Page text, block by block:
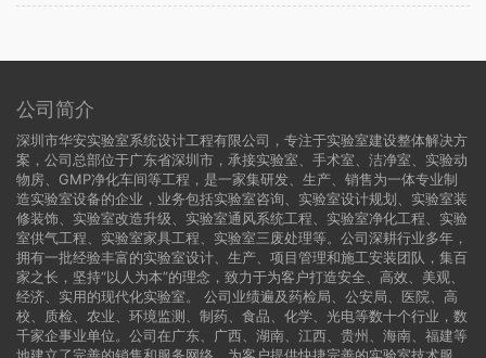
2021级亚辉龙智能…
公司简介
深圳市华安实验室系统设计工程有限公司，专注于实验室建设整体解决方
案，公司总部位于广东省深圳市，承接实验室、手术室、洁净室、实验动
物房、GMP净化车间等工程，是一家集研发、生产、销售为一体专业制
造实验室设备的企业，业务包括实验室咨询、实验室设计规划、实验室装
修装饰、实验室改造升级、实验室通风系统工程、实验室净化工程、实验
室供气工程、实验室家具工程、实验室三废处理等。公司深耕行业多年，
拥有一批经验丰富的实验室设计、生产、项目管理和施工安装团队，集百
家之长，坚持“以人为本”的理念，致力于为客户打造安全、高效、美观、
经济、实用的现代化实验室。 公司业绩遍及药检局、公安局、医院、高
校、质检、农业、环境监测、制药、食品、化学、光电等数十个行业，数
千家企事业单位。公司在广东、广西、湖南、江西、贵州、海南、福建等